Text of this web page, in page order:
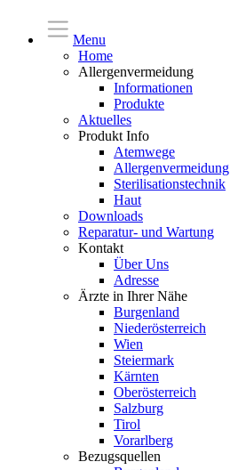
Menu
Home
Allergenvermeidung
Informationen
Produkte
Aktuelles
Produkt Info
Atemwege
Allergenvermeidung
Sterilisationstechnik
Haut
Downloads
Reparatur- und Wartung
Kontakt
Über Uns
Adresse
Ärzte in Ihrer Nähe
Burgenland
Niederösterreich
Wien
Steiermark
Kärnten
Oberösterreich
Salzburg
Tirol
Vorarlberg
Bezugsquellen